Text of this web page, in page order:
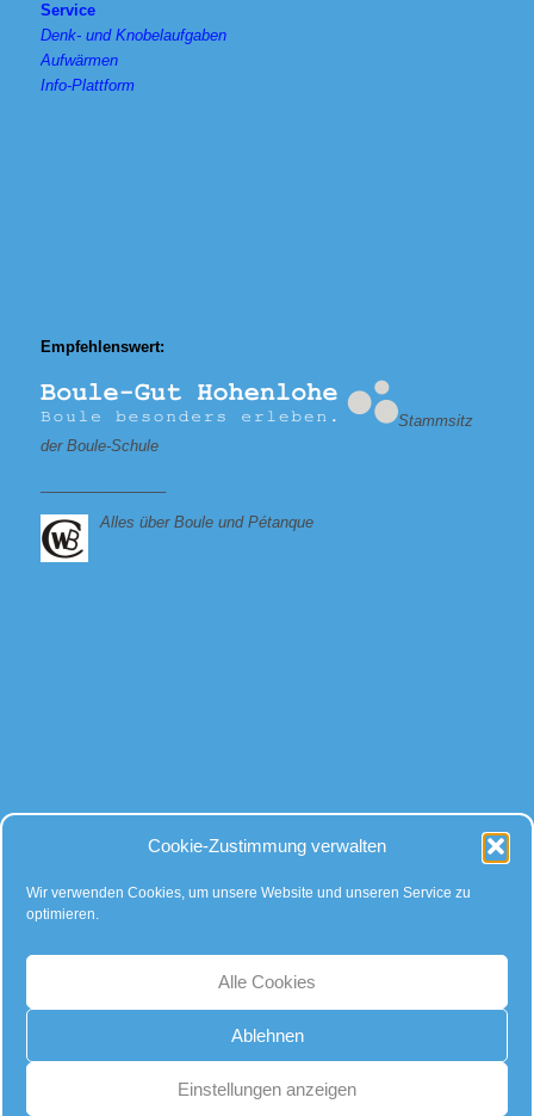
Cookie-Zustimmung verwalten
Wir verwenden Cookies, um unsere Website und unseren Service zu
optimieren.
Alle Cookies
Ablehnen
Einstellungen anzeigen
Service
Denk- und Knobelaufgaben
Aufwärmen
Info-Plattform
Empfehlenswert:
Stammsitz
der Boule-Schule
Alles über Boule und Pétanque
rund um Kugeln und Zubehör, gibt es für uns nur eine Antwort:
Kompetente Beratung – faire Preise!